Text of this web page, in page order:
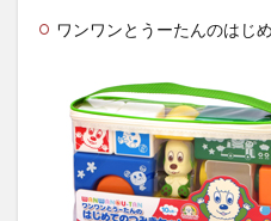
ワンワンとうーたんのはじ